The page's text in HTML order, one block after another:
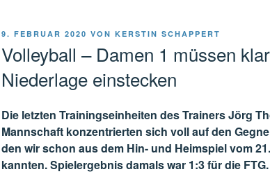
VERÖFFENTLICHT
9. FEBRUAR 2020 VON KERSTIN SCHAPPERT
Volleyball – Damen 1 müssen
Niederlage einstecken
Die letzten Trainingseinheiten des Trainers Jörg
Mannschaft konzentrierten sich voll auf den
den wir schon aus dem Hin- und Heimspiel vom
kannten. Spielergebnis damals war 1:3 für die FTG.